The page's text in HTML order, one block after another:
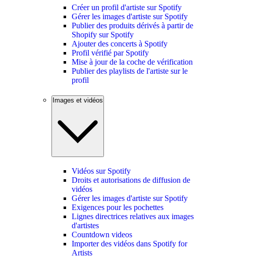
Créer un profil d'artiste sur Spotify
Gérer les images d'artiste sur Spotify
Publier des produits dérivés à partir de
Shopify sur Spotify
Ajouter des concerts à Spotify
Profil vérifié par Spotify
Mise à jour de la coche de vérification
Publier des playlists de l'artiste sur le
profil
Images et vidéos
Vidéos sur Spotify
Droits et autorisations de diffusion de
vidéos
Gérer les images d'artiste sur Spotify
Exigences pour les pochettes
Lignes directrices relatives aux images
d'artistes
Countdown videos
Importer des vidéos dans Spotify for
Artists